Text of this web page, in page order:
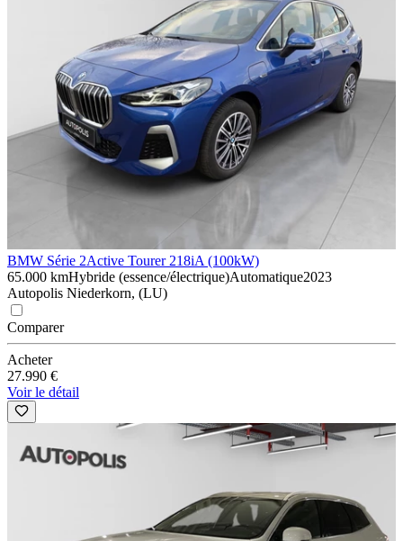
BMW Série 2Active Tourer 218iA (100kW)
65.000 kmHybride (essence/électrique)Automatique2023
Autopolis Niederkorn, (LU)
Comparer
Acheter
27.990 €
Voir le détail